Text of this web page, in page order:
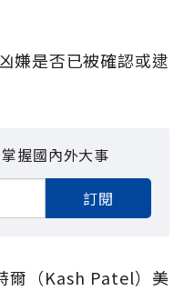
嫌是否已被確認或逮
握國內外大事
訂閱
爾（Kash Patel）美